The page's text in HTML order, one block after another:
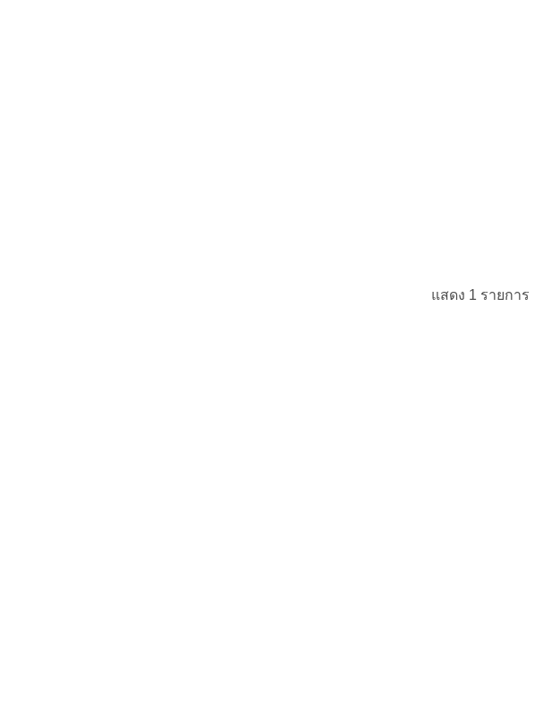
แสดง 1 รายการ